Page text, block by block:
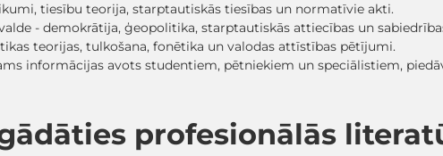
tiesību teorija, starptautiskās tiesības un normatīvie akti.
- demokrātija, ģeopolitika, starptautiskās attiecības un
teorijas, tulkošana, fonētika un valodas attīstības pētījumi.
informācijas avots studentiem, pētniekiem un speciālistiem,
profesionālās